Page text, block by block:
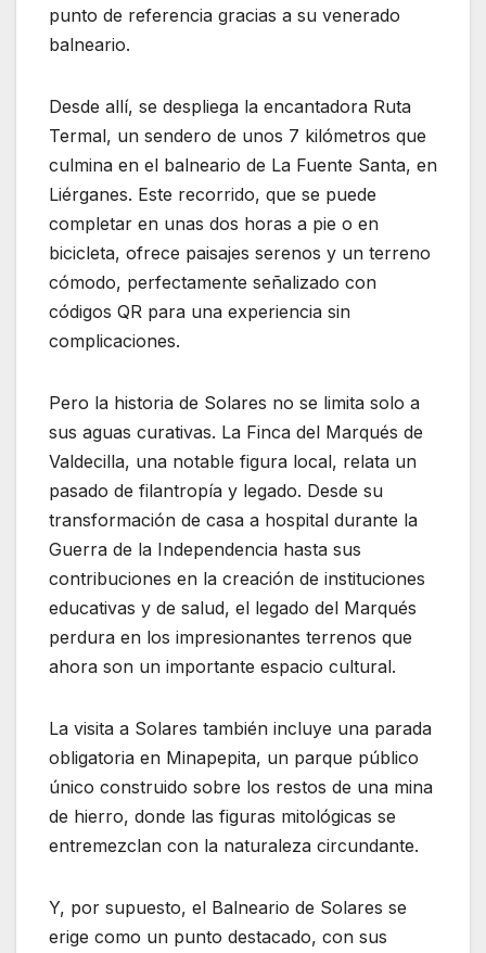
punto de referencia gracias a su venerado
balneario.
Desde allí, se despliega la encantadora Ruta
Termal, un sendero de unos 7 kilómetros que
culmina en el balneario de La Fuente Santa, en
Liérganes. Este recorrido, que se puede
completar en unas dos horas a pie o en
bicicleta, ofrece paisajes serenos y un terreno
cómodo, perfectamente señalizado con
códigos QR para una experiencia sin
complicaciones.
Pero la historia de Solares no se limita solo a
sus aguas curativas. La Finca del Marqués de
Valdecilla, una notable figura local, relata un
pasado de filantropía y legado. Desde su
transformación de casa a hospital durante la
Guerra de la Independencia hasta sus
contribuciones en la creación de instituciones
educativas y de salud, el legado del Marqués
perdura en los impresionantes terrenos que
ahora son un importante espacio cultural.
La visita a Solares también incluye una parada
obligatoria en Minapepita, un parque público
único construido sobre los restos de una mina
de hierro, donde las figuras mitológicas se
entremezclan con la naturaleza circundante.
Y, por supuesto, el Balneario de Solares se
erige como un punto destacado, con sus